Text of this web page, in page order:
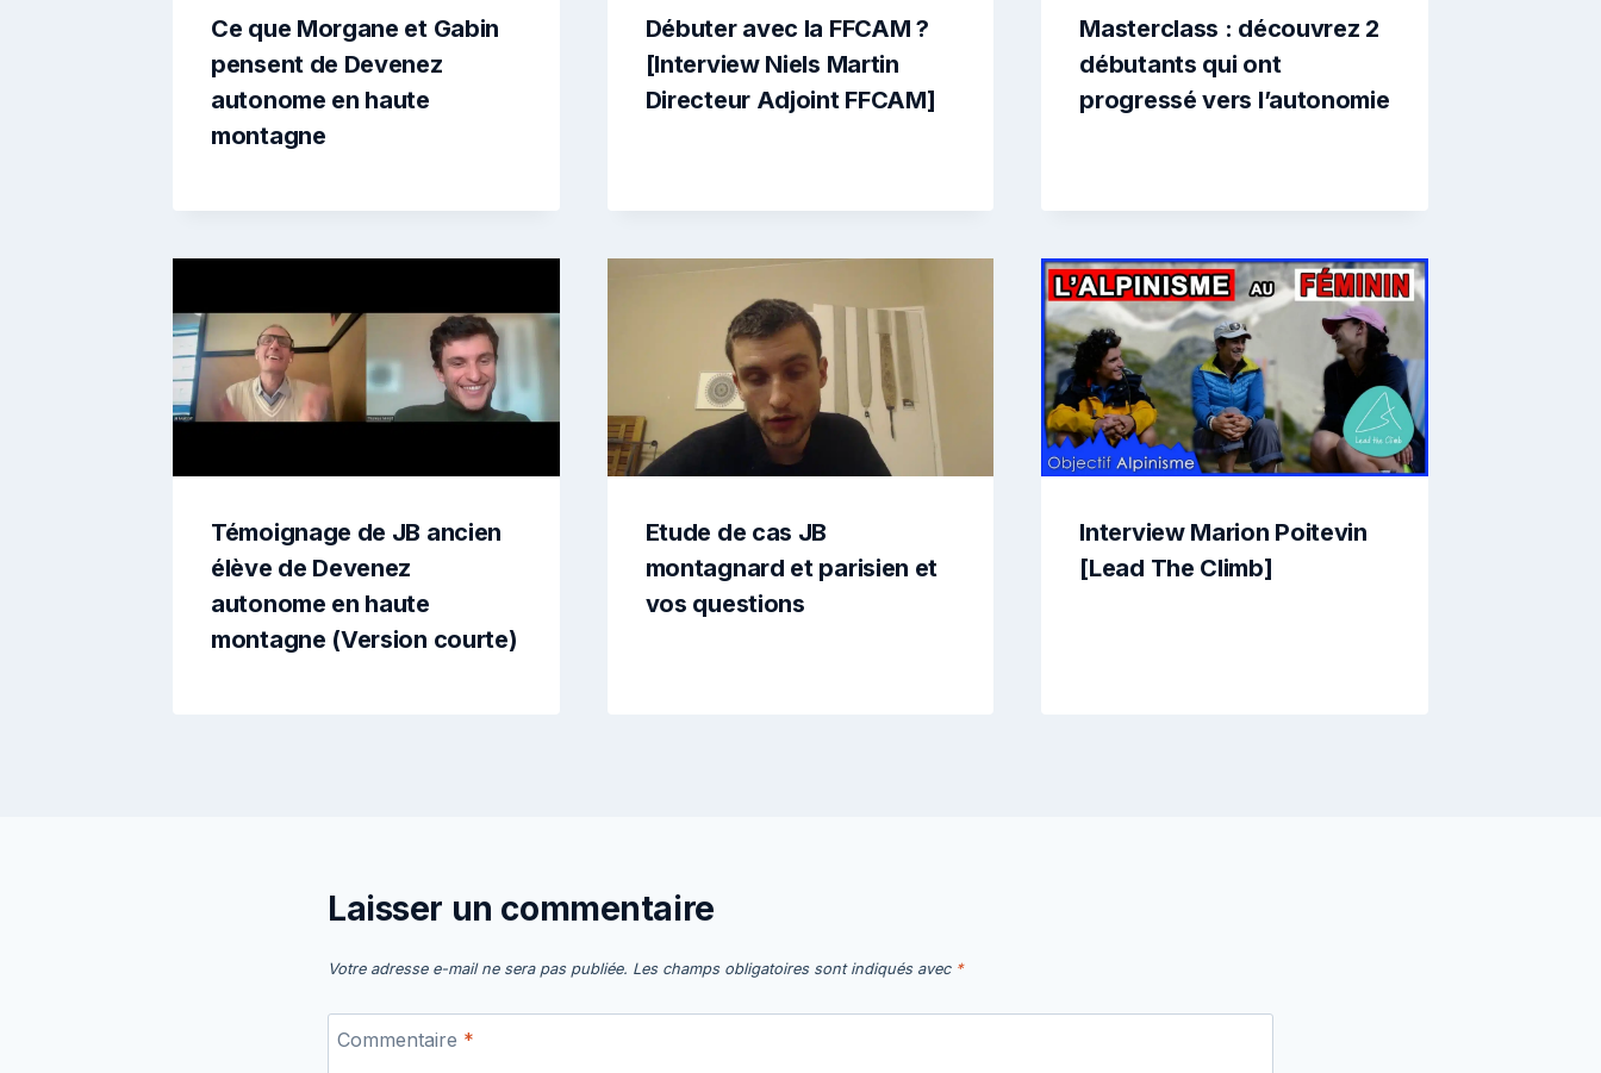
Ce que Morgane et Gabin
pensent de Devenez
autonome en haute
montagne
Débuter avec la FFCAM ?
[Interview Niels Martin
Directeur Adjoint FFCAM]
Masterclass : découvrez 2
débutants qui ont
progressé vers l’autonomie
Témoignage de JB ancien
élève de Devenez
autonome en haute
montagne (Version courte)
Etude de cas JB
montagnard et parisien et
vos questions
Interview Marion Poitevin
[Lead The Climb]
Laisser un commentaire
Votre adresse e-mail ne sera pas publiée. Les champs obligatoires sont indiqués avec *
Commentaire *